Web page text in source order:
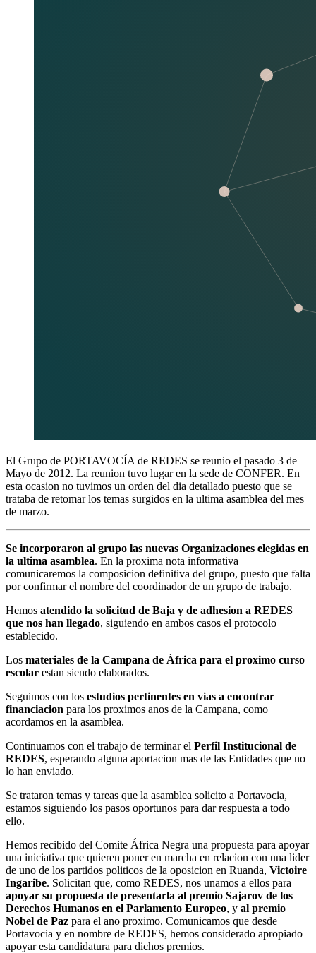
El Grupo de PORTAVOCÍA de REDES se reunio el pasado 3 de
Mayo de 2012. La reunion tuvo lugar en la sede de CONFER. En
esta ocasion no tuvimos un orden del dia detallado puesto que se
trataba de retomar los temas surgidos en la ultima asamblea del mes
de marzo.
Se incorporaron al grupo las nuevas Organizaciones elegidas en
la ultima asamblea. En la proxima nota informativa
comunicaremos la composicion definitiva del grupo, puesto que falta
por confirmar el nombre del coordinador de un grupo de trabajo.
Hemos atendido la solicitud de Baja y de adhesion a REDES
que nos han llegado, siguiendo en ambos casos el protocolo
establecido.
Los materiales de la Campana de África para el proximo curso
escolar estan siendo elaborados.
Seguimos con los estudios pertinentes en vias a encontrar
financiacion para los proximos anos de la Campana, como
acordamos en la asamblea.
Continuamos con el trabajo de terminar el Perfil Institucional de
REDES, esperando alguna aportacion mas de las Entidades que no
lo han enviado.
Se trataron temas y tareas que la asamblea solicito a Portavocia,
estamos siguiendo los pasos oportunos para dar respuesta a todo
ello.
Hemos recibido del Comite África Negra una propuesta para apoyar
una iniciativa que quieren poner en marcha en relacion con una lider
de uno de los partidos politicos de la oposicion en Ruanda, Victoire
Ingaribe. Solicitan que, como REDES, nos unamos a ellos para
apoyar su propuesta de presentarla al premio Sajarov de los
Derechos Humanos en el Parlamento Europeo, y al premio
Nobel de Paz para el ano proximo. Comunicamos que desde
Portavocia y en nombre de REDES, hemos considerado apropiado
apoyar esta candidatura para dichos premios.